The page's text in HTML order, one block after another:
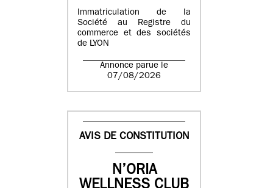
Immatriculation de la
Société au Registre du
commerce et des sociétés
de LYON
Annonce parue le
07/08/2026
AVIS DE CONSTITUTION
N’ORIA